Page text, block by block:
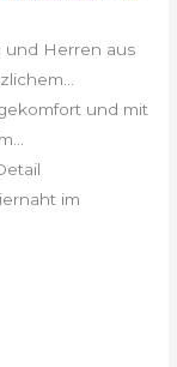
und Herren aus
und mit
im